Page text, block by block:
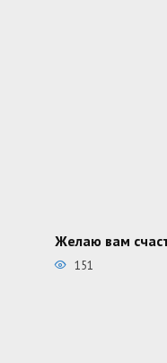
Желаю вам
151